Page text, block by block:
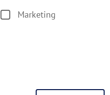
Marketing